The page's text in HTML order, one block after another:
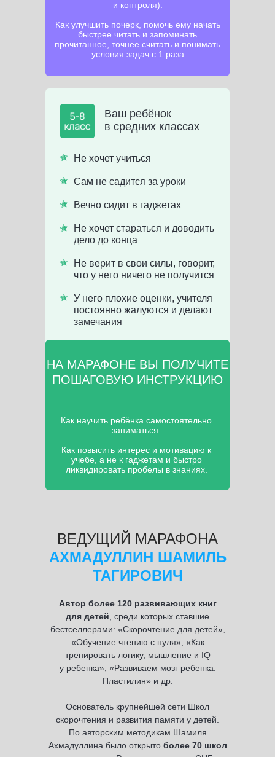
Ваш ребёнок
в средних классах
Не хочет учиться
Сам не садится за уроки
Вечно сидит в гаджетах
Не хочет стараться и доводить
дело до конца
Не верит в свои силы, говорит,
что у него ничего не получится
У него плохие оценки, учителя
постоянно жалуются и делают
замечания
НА МАРАФОНЕ ВЫ ПОЛУЧИТЕ
ПОШАГОВУЮ ИНСТРУКЦИЮ
Как научить ребёнка самостоятельно
заниматься.
Как повысить интерес и мотивацию к
учебе, а не к гаджетам и быстро
ликвидировать пробелы в знаниях.
и контроля).
Как улучшить почерк, помочь ему начать
быстрее читать и запоминать
прочитанное, точнее считать и понимать
условия задач с 1 раза
Автор более 120 развивающих книг
для детей , среди которых ставшие
бестселлерами: «Скорочтение для детей»,
«Обучение чтению с нуля», «Как
тренировать логику, мышление и IQ
у ребенка», «Развиваем мозг ребенка.
Пластилин» и др.
Основатель крупнейшей сети Школ
скорочтения и развития памяти у детей.
По авторским методикам Шамиля
Ахмадуллина было открыто более 70 школ
ВЕДУЩИЙ МАРАФОНА
АХМАДУЛЛИН ШАМИЛЬ
ТАГИРОВИЧ